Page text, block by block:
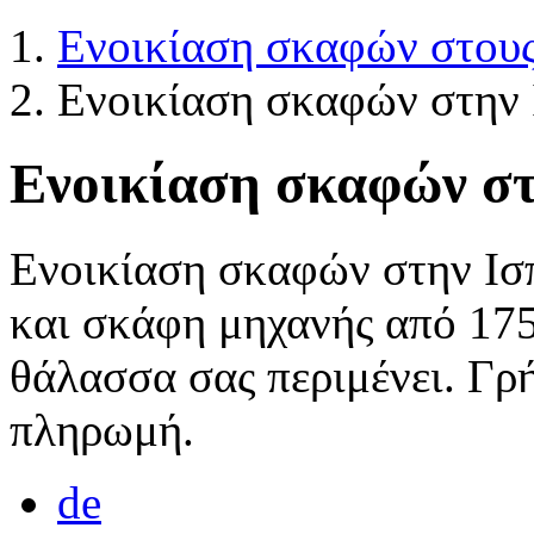
Ενοικίαση σκαφών
Ενοικίαση σκαφών στην
Ενοικίαση σκαφών
Ενοικίαση σκαφών στην
και σκάφη μηχανής από
θάλασσα σας περιμένει.
πληρωμή.
de